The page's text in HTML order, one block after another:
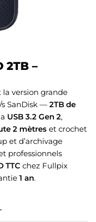
2TB –
la version grande
SanDisk — 2TB de
USB 3.2 Gen 2,
2 mètres et crochet
et d’archivage
professionnels
TTC chez Fullpix
1 an.